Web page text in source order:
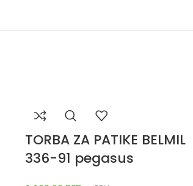
TORBA ZA PATIKE BELMIL
336-91 pegasus